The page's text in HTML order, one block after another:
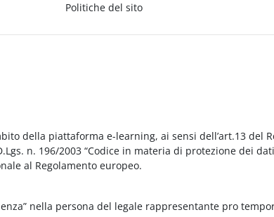
Politiche del sito
della piattaforma e-learning, ai sensi dell’art.13 del
n. 196/2003 “Codice in materia di protezione dei
al Regolamento europeo.
nella persona del legale rappresentante pro